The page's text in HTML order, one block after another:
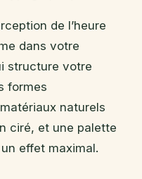
de l’heure
dans votre
structure votre
formes
naturels
ciré, et une palette
effet maximal.